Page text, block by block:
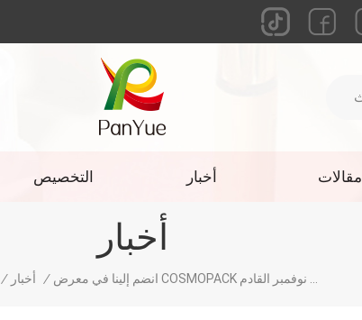
التخصيص أخبار مقالات
أخبار
/ أخبار / انضم إلينا في معرض COSMOPACK هونج كونج في نوفمبر القادم!